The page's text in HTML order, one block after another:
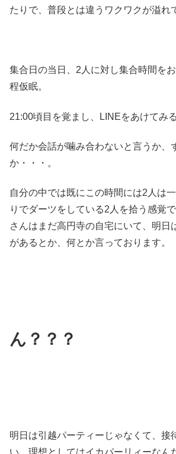
たりで、普段とは違うワクワクが溢れ
集合日の当日、2人に対し集合時間を
程仮眠。
21:00頃目を覚まし、LINEをあけてみ
何だか会話が噛み合わないと言うか、
か・・・。
自分の中では既にこの時間には2人は
りでダーツをしている2人を拾う感覚
さんはまだ高円寺の自宅にいて、明日
があるとか、何とか言っております。
ん？？？
明日は引越パーティーじゃなくて、接
い、理想としてはイカパーリィーなん